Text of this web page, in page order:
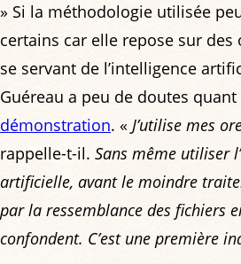
» Si la méthodologie utilisée
certains car elle repose sur
se servant de l’intelligence
Guéreau a peu de doutes quant
démonstration. « J’utilise mes
rappelle-t-il. Sans même utiliser
artificielle, avant le moindre
par la ressemblance des fichiers
confondent. C’est une première